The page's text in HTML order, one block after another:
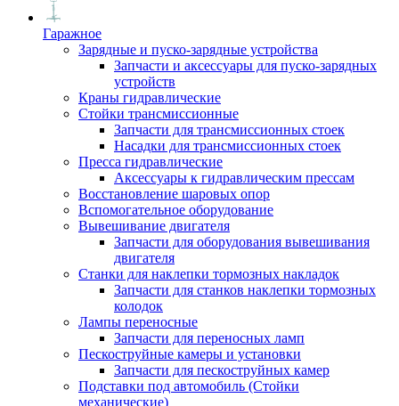
Гаражное
Зарядные и пуско-зарядные устройства
Запчасти и аксессуары для пуско-зарядных
устройств
Краны гидравлические
Стойки трансмиссионные
Запчасти для трансмиссионных стоек
Насадки для трансмиссионных стоек
Пресса гидравлические
Аксессуары к гидравлическим прессам
Восстановление шаровых опор
Вспомогательное оборудование
Вывешивание двигателя
Запчасти для оборудования вывешивания
двигателя
Станки для наклепки тормозных накладок
Запчасти для станков наклепки тормозных
колодок
Лампы переносные
Запчасти для переносных ламп
Пескоструйные камеры и установки
Запчасти для пескоструйных камер
Подставки под автомобиль (Стойки
механические)